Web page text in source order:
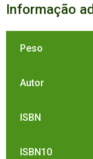
Informação
Peso
Autor
ISBN
ISBN10